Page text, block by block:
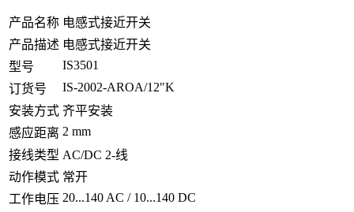
产品名称 电感式接近开关
产品描述 电感式接近开关
型号
IS3501
订货号
IS-2002-AROA/12"K
安装方式 齐平安装
感应距离 2 mm
接线类型 AC/DC 2-线
动作模式 常开
工作电压 20...140 AC / 10...140 DC